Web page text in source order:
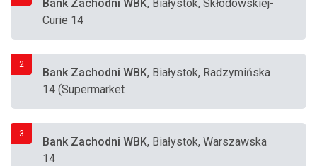
Bank Zachodni WBK, Białystok, Skłodowskiej-
Curie 14
2
Bank Zachodni WBK, Białystok, Radzymińska
14 (Supermarket
3
Bank Zachodni WBK, Białystok, Warszawska
14